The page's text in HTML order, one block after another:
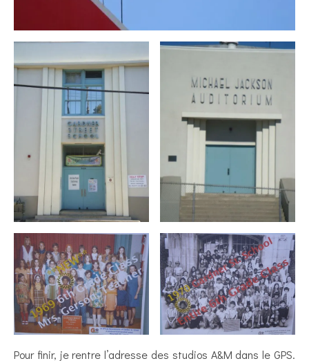
Pour finir, je rentre l’adresse des studios A&M dans le GPS.